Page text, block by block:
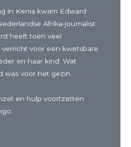
in Kenia kwam Edward
Afrika-journalist
heeft toen veel
voor een kwetsbare
en haar kind. Wat
was voor het gezin.
en hulp voortzetten